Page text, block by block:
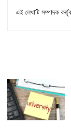
এই লেখাটি সম্পাদক